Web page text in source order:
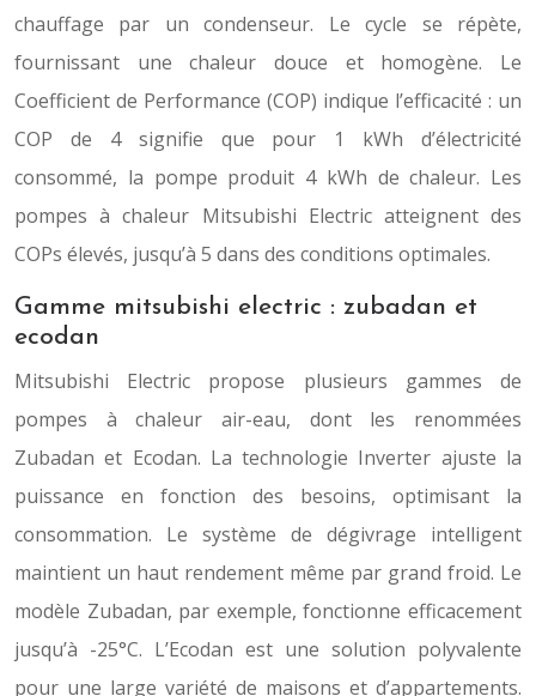
chauffage par un condenseur. Le cycle se répète,
fournissant une chaleur douce et homogène. Le
Coefficient de Performance (COP) indique l’efficacité : un
COP de 4 signifie que pour 1 kWh d’électricité
consommé, la pompe produit 4 kWh de chaleur. Les
pompes à chaleur Mitsubishi Electric atteignent des
COPs élevés, jusqu’à 5 dans des conditions optimales.
Gamme mitsubishi electric : zubadan et
ecodan
Mitsubishi Electric propose plusieurs gammes de
pompes à chaleur air-eau, dont les renommées
Zubadan et Ecodan. La technologie Inverter ajuste la
puissance en fonction des besoins, optimisant la
consommation. Le système de dégivrage intelligent
maintient un haut rendement même par grand froid. Le
modèle Zubadan, par exemple, fonctionne efficacement
jusqu’à -25°C. L’Ecodan est une solution polyvalente
pour une large variété de maisons et d’appartements.